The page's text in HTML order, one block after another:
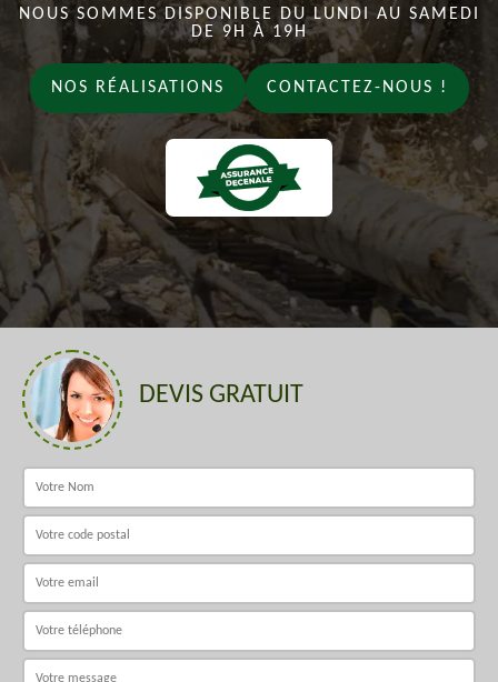
NOUS SOMMES DISPONIBLE DU LUNDI AU SAMEDI
DE 9H À 19H
NOS RÉALISATIONS CONTACTEZ-NOUS !
DEVIS GRATUIT